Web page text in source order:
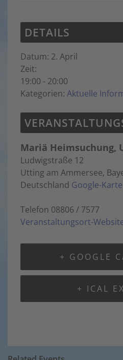
DETAILS
Datum: 2. April
Zeit:
19:00 - 20:00
Kategorien: Aktuelle
Mariä Heimsuchung,
Ludwigstraße 12
Utting am Ammersee,
Deutschland Google-
Telefon 08806 / 7577
Veranstaltungsort-
+ GOOGLE
+ ICAL